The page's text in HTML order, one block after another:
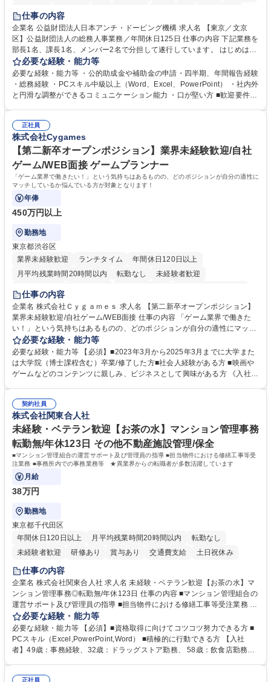
賞与あり
育休あり
食事補助あり
仕事の内容
企業名 公益財団法人日本アンチ・ドーピング機構 求人名 【東京／文京
区】公益財団法人の総務人事業務／年間休日125日 仕事の内容 下記業務を
部長1名、課長1名、メンバー2名で分担して遂行しています。 はじめは担
当者として業務を覚えていただき、ゆくゆくはリーダーやマネージャーポ
ジションとして活躍いただくことを期待しています。 【総務・人事グルー
プの業務内容】 ・人事制度関連 ・採用活動 ・教育研修の企画、実行 ・勤
怠管理 ・官公庁への各種提出 ・法定の会議運営（評議員会、理事会） ・
管理 ・福利厚生関連 ・職員からの問合せ、相談対応 ・その他日常の総務
業務全般 募集職種 【東京／文京区】公益財団法人の総務人事業務／年間
休日125日
必要な経験・能力等
必要な経験・能力等 ・公的助成金や補助金の申請・四半期、年間報告経験
・総務経験 ・PCスキル中級以上（Word、Excel、PowerPoint） ・社内外
と円滑な調整ができるコミュニケーション能力 ・口が堅い方 ■歓迎要件
正社員
株式会社Cygames
【第二新卒オープンポジション】業界未経験歓迎/自社
ゲーム/WEB面接 ゲームプランナー
「ゲーム業界で働きたい！」という気持ちはあるものの、どのポジションが自分の適性に
マッチしているか悩んでいる方が対象となります！
年俸
450万円以上
勤務地
東京都渋谷区
業界未経験歓迎
ランチタイム
年間休日120日以上
月平均残業時間20時間以内
転勤なし
未経験者歓迎
住宅手当あり
交通費支給
土日祝休み 服装自由 昼食補助あり
第二新卒歓迎
食事補助あり
仕事の内容
企業名 株式会社Ｃｙｇａｍｅｓ 求人名 【第二新卒オープンポジション】
業界未経験歓迎/自社ゲーム/WEB面接 仕事の内容 「ゲーム業界で働きた
い！」という気持ちはあるものの、どのポジションが自分の適性にマッチ
しているか悩んでいる方が対象となります！ 総合職（プランナー/データ
アナリストなど）、技術職（開発エンジニ ア/インフラエンジニアな
ど）、デザイン職（デザイナー/イラストレ ーターなど）等から、面接で
ご希望と適正にマッチしたポジションをご案内いたします。ゲームやエン
のご応募をお待ちしております。 募集職種 【第二新卒オープンポジショ
ン】業界未経験歓迎/自社ゲーム/WEB面接
必要な経験・能力等
必要な経験・能力等 【必須】■2023年3月から2025年3月までに大学また
は大学院（博士課程含む）卒業/修了した方■社会人経験がある方 ■映画や
ゲームなどのコンテンツに親しみ、ビジネスとして興味がある方 《入社実
契約社員
株式会社関東合人社
未経験・ベテラン歓迎【お茶の水】マンション管理事務
転勤無/年休123日 その他不動産施設管理/保全
■マンション管理組合の運営サポート及び管理員の指導 ■担当物件における修繕工事等受
注業務 ■事務所内での事務業務等 ★異業界からの転職者が多数活躍しています
月給
38万円
勤務地
東京都千代田区
年間休日120日以上
月平均残業時間20時間以内
転勤なし
未経験者歓迎
研修あり 賞与あり 交通費支給 土日祝休み
仕事の内容
企業名 株式会社関東合人社 求人名 未経験・ベテラン歓迎【お茶の水】マ
ンション管理事務◎転勤無/年休123日 仕事の内容 ■マンション管理組合の
運営サポート及び管理員の指導 ■担当物件における修繕工事等受注業務 ■
事務所内での事務業務等 ★異業界からの転職者が多数活躍しています
【年収補足】532万円 ＋別途インセンティヴで平均約100万円/年（昨年度
実績） ＋管理業務主任者資格手当50,000円/月 ★親会社である株式会社合
人社計画研究所社のグループ会社として、質の高いサービスと適性価格を
必要な経験・能力等
必要な経験・能力等 【必須】■資格取得に向けてコツコツ努力できる方 ■
PCスキル（Excel,PowerPoint,Word） ■積極的に行動できる方 【入社
者】49歳：事務経験、32歳：ドラッグストア勤務、 58歳：飲食店勤務
正社員